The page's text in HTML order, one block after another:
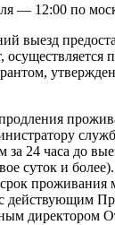
— 12:00 по
выезд
24 часа до
суток и
проживания
действующим
директором